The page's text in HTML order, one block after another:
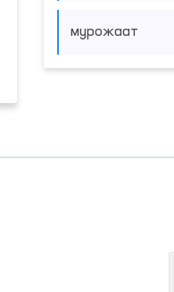
мурожаат